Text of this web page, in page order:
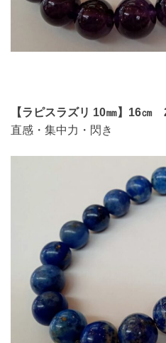
【ラピスラズリ 10㎜】16㎝
直感・集中力・閃き